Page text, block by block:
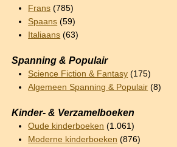
Frans (785)
Spaans (59)
Italiaans (63)
Spanning & Populair
Science Fiction & Fantasy (175)
Algemeen Spanning & Populair (8)
Kinder- & Verzamelboeken
Oude kinderboeken (1.061)
Moderne kinderboeken (876)